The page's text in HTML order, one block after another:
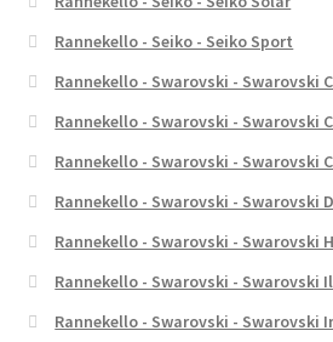
Rannekello - Seiko - Seiko Sport
Rannekello - Swarovski - Swarovski
Rannekello - Swarovski - Swarovski
Rannekello - Swarovski - Swarovski
Rannekello - Swarovski - Swarovski
Rannekello - Swarovski - Swarovski
Rannekello - Swarovski - Swarovski
Rannekello - Swarovski - Swarovski